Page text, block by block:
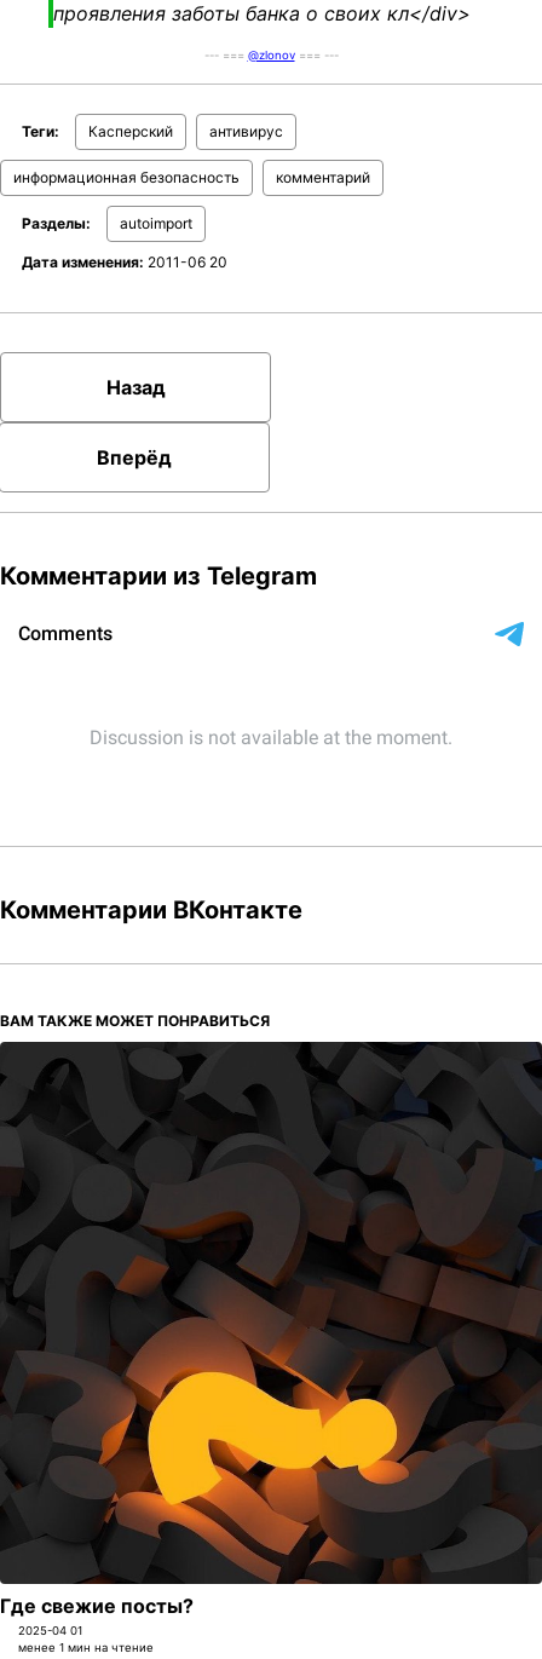
проявления заботы банка о своих кл</div>
--- === @zlonov=== ---
Теги: Касперский антивирус
информационная безопасность комментарий
Разделы: autoimport
Дата изменения: 2011-06 20
Назад
Вперёд
Комментарии из Telegram
Комментарии ВКонтакте
ВАМ ТАКЖЕ МОЖЕТ ПОНРАВИТЬСЯ
Где свежие посты?
2025-04 01
менее 1 мин на чтение